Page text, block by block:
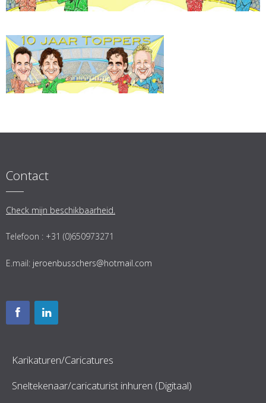
Contact
Check mijn beschikbaarheid.
Telefoon : +31 (0)650973271
E.mail: jeroenbusschers@hotmail.com
Karikaturen/Caricatures
Sneltekenaar/caricaturist inhuren (Digitaal)